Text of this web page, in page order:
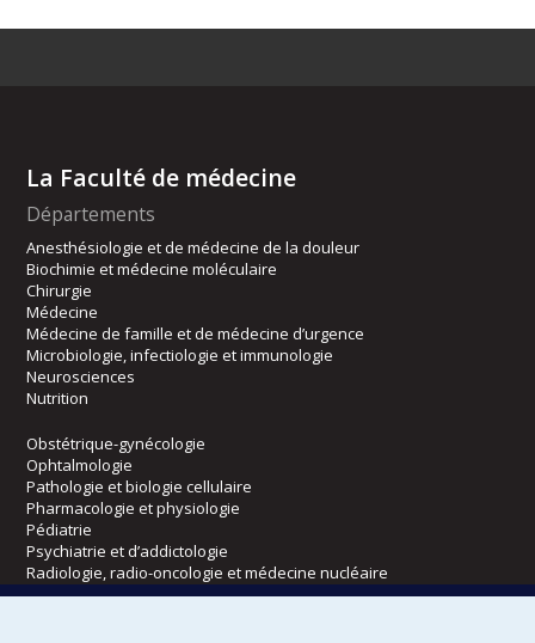
La Faculté de médecine
Départements
Anesthésiologie et de médecine de la douleur
Biochimie et médecine moléculaire
Chirurgie
Médecine
Médecine de famille et de médecine d’urgence
Microbiologie, infectiologie et immunologie
Neurosciences
Nutrition
Obstétrique-gynécologie
Ophtalmologie
Pathologie et biologie cellulaire
Pharmacologie et physiologie
Pédiatrie
Psychiatrie et d’addictologie
Radiologie, radio-oncologie et médecine nucléaire